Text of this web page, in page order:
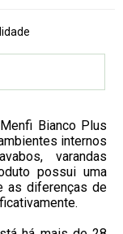
Bianco Plus
internos
varandas
possui uma
as diferenças de